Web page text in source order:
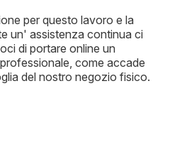
per questo lavoro e la
un' assistenza continua ci
di portare online un
come accade
del nostro negozio fisico.